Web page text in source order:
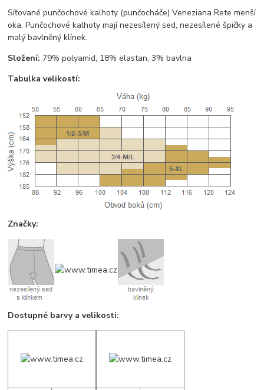
Síťované punčochové kalhoty (punčocháče) Veneziana Rete menší
oka. Punčochové kalhoty mají nezesílený sed, nezesílené špičky a
malý bavlněný klínek.
Složení: 79% polyamid, 18% elastan, 3% bavlna
Tabulka velikostí:
Značky:
Dostupné barvy a velikosti: